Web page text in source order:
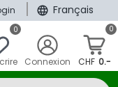
Français
0
Connexion
0
CHF 0.-